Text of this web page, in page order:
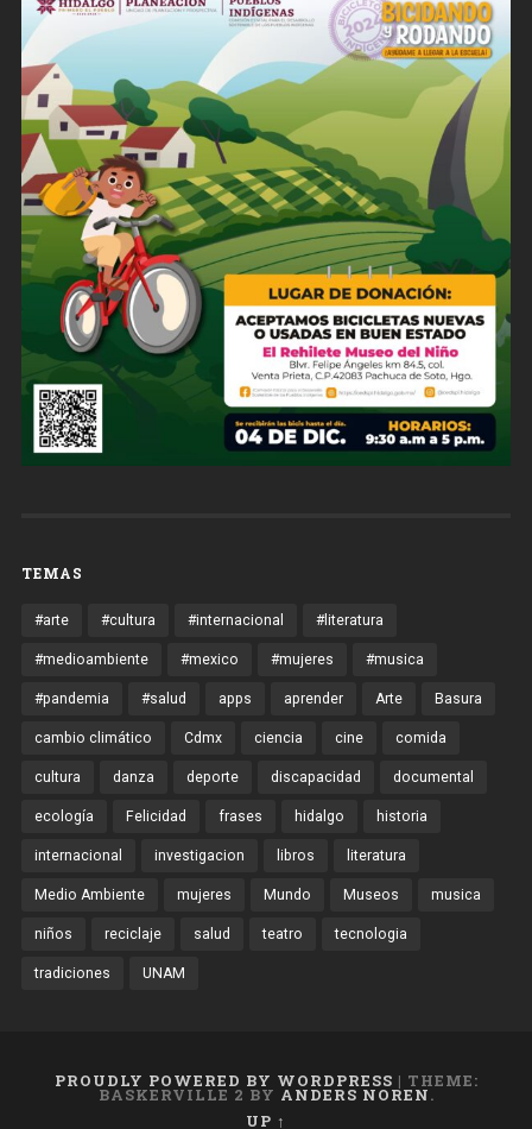
TEMAS
#arte #cultura #internacional #literatura
#medioambiente #mexico #mujeres #musica
#pandemia #salud apps aprender Arte Basura
cambio climático Cdmx ciencia cine comida
cultura danza deporte discapacidad documental
ecología Felicidad frases hidalgo historia
internacional investigacion libros literatura
Medio Ambiente mujeres Mundo Museos musica
niños reciclaje salud teatro tecnologia
tradiciones UNAM
PROUDLY POWERED BY WORDPRESS | THEME:
BASKERVILLE 2 BY ANDERS NOREN.
UP ↑